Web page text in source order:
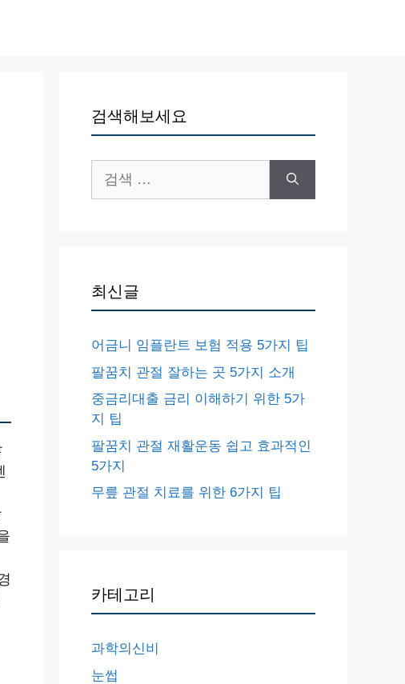
검색해보세요
색:
최신글
어금니 임플란트 보험 적용 5가지 팁
팔꿈치 관절 잘하는 곳 5가지 소개
중금리대출 금리 이해하기 위한 5가
지 팁
팔꿈치 관절 재활운동 쉽고 효과적인
5가지
무릎 관절 치료를 위한 6가지 팁
카테고리
과학의신비
눈썹